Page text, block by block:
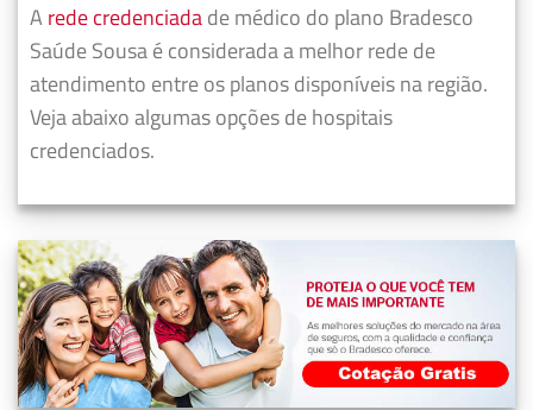
A rede credenciadade médico do plano Bradesco
Saúde Sousa é considerada a melhor rede de
atendimento entre os planos disponíveis na região.
Veja abaixo algumas opções de hospitais
credenciados.